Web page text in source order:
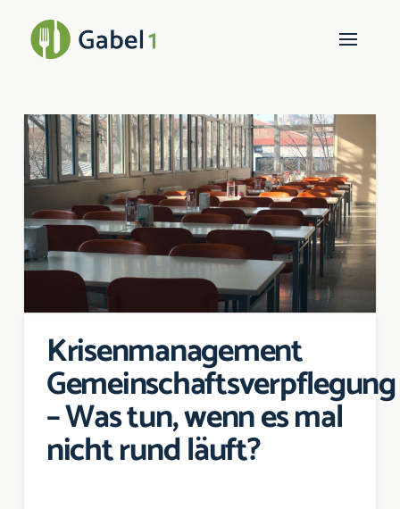
Krisenmanagement
Gemeinschaftsverpflegung
– Was tun, wenn es mal
nicht rund läuft?